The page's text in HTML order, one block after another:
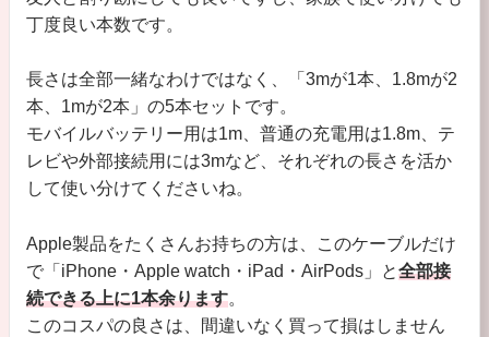
丁度良い本数です。
長さは全部一緒なわけではなく、「3mが1本、1.8mが2
本、1mが2本」の5本セットです。
モバイルバッテリー用は1m、普通の充電用は1.8m、テ
レビや外部接続用には3mなど、それぞれの長さを活か
して使い分けてくださいね。
Apple製品をたくさんお持ちの方は、このケーブルだけ
で「iPhone・Apple watch・iPad・AirPods」と全部接
続できる上に1本余ります。
このコスパの良さは、間違いなく買って損はしません